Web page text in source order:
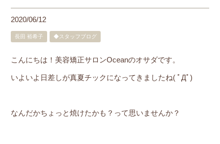
2020/06/12
長田 裕希子 ◆スタッフブログ
こんにちは！美容矯正サロンOceanのオサダです。
いよいよ日差しが真夏チックになってきましたね( ﾟДﾟ)
なんだかちょっと焼けたかも？って思いませんか？